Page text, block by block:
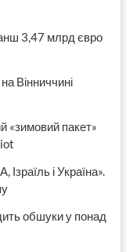
3,47 млрд євро
Вінниччині
«зимовий пакет»
і Україна».
обшуки у понад